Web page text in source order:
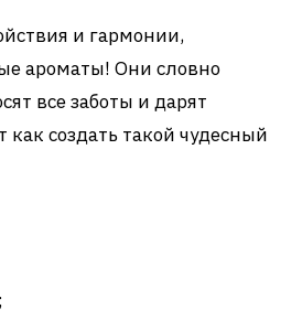
и гармонии,
ароматы! Они словно
все заботы и дарят
как создать такой чудесный